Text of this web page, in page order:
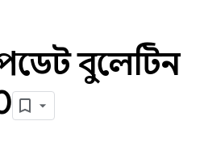
বুলেটিন